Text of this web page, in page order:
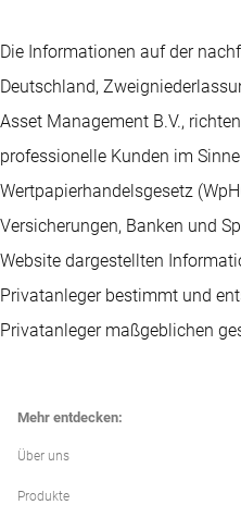
Die Informationen auf der
Deutschland,
Asset Management B.V.,
professionelle Kunden im
Wertpapierhandelsgesetz
Versicherungen, Banken und
Website dargestellten
Privatanleger bestimmt und
Privatanleger maßgeblichen
Mehr entdecken:
Über uns
Produkte